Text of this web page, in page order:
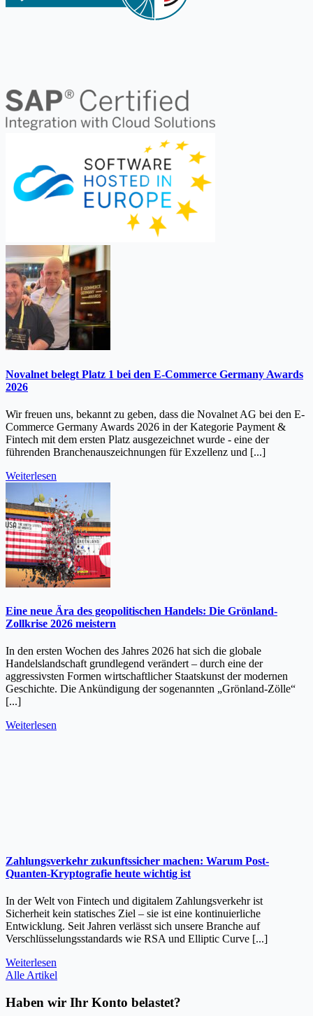
Novalnet belegt Platz 1 bei den E-Commerce Germany Awards
2026
Wir freuen uns, bekannt zu geben, dass die Novalnet AG bei den E-
Commerce Germany Awards 2026 in der Kategorie Payment &
Fintech mit dem ersten Platz ausgezeichnet wurde - eine der
führenden Branchenauszeichnungen für Exzellenz und [...]
Weiterlesen
Eine neue Ära des geopolitischen Handels: Die Grönland-
Zollkrise 2026 meistern
In den ersten Wochen des Jahres 2026 hat sich die globale
Handelslandschaft grundlegend verändert – durch eine der
aggressivsten Formen wirtschaftlicher Staatskunst der modernen
Geschichte. Die Ankündigung der sogenannten „Grönland-Zölle“
[...]
Weiterlesen
Zahlungsverkehr zukunftssicher machen: Warum Post-
Quanten-Kryptografie heute wichtig ist
In der Welt von Fintech und digitalem Zahlungsverkehr ist
Sicherheit kein statisches Ziel – sie ist eine kontinuierliche
Entwicklung. Seit Jahren verlässt sich unsere Branche auf
Verschlüsselungsstandards wie RSA und Elliptic Curve [...]
Weiterlesen
Alle Artikel
Haben wir Ihr Konto belastet?